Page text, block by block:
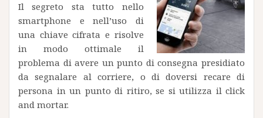
Il segreto sta tutto nello
smartphone e nell’uso di
una chiave cifrata e risolve
in modo ottimale il
problema di avere un punto di consegna presidiato
da segnalare al corriere, o di doversi recare di
persona in un punto di ritiro, se si utilizza il click
and mortar.